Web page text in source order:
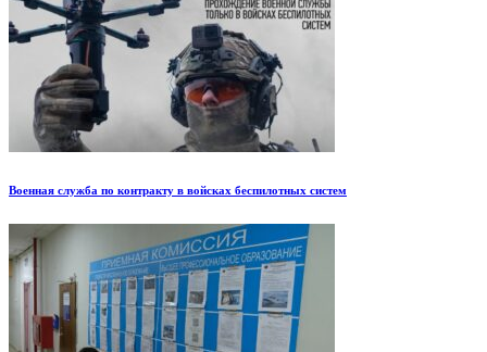
Военная служба по контракту в войсках беспилотных систем